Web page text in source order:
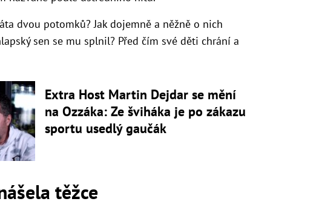
dvou potomků? Jak dojemně a něžně o nich
sen se mu splnil? Před čím své děti chrání a
Extra Host Martin Dejdar se mění
na Ozzáka: Ze šviháka je po zákazu
sportu usedlý gaučák
těžce